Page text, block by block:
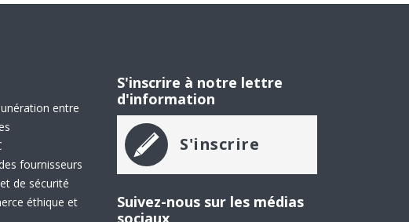
S'inscrire à notre lettre
d'information
S'inscrire
Suivez-nous sur les médias
sociaux
entre
fournisseurs
de sécurité
éthique et